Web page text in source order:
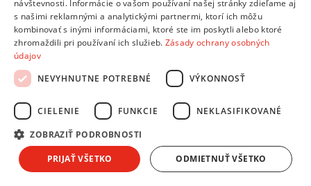
HANDY
0)
Harmony
0)
HOME PROFI
)
i-Premium Stone
Ingenio Unlimited
)
MagicHome
MAGNUM
návštevnosti. Informácie o vašom používaní našej stránky zdieľame aj
s našimi reklamnými a analytickými partnermi, ktorí ich môžu
kombinovať s inými informáciami, ktoré ste im poskytli alebo ktoré
zhromaždili pri používaní ich služieb. Zásady ochrany osobných
údajov
NEVYHNUTNE POTREBNÉ
VÝKONNOSŤ
CIELENIE FUNKCIE NEKLASIFIKOVANÉ
ZOBRAZIŤ PODROBNOSTI
PRIJAŤ VŠETKO ODMIETNUŤ VŠETKO